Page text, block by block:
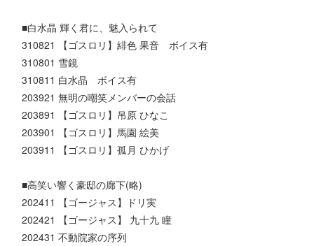
■白水晶 輝く君に、魅入られて
310821 【ゴスロリ】緋色 果音 ボイス有
310801 雪鏡
310811 白水晶 ボイス有
203921 無明の嘲笑メンバーの会話
203891 【ゴスロリ】吊原 ひなこ
203901 【ゴスロリ】馬園 絵美
203911 【ゴスロリ】孤月 ひかげ
■高笑い響く豪邸の廊下(略)
202411 【ゴージャス】ドリ実
202421 【ゴージャス】 九十九 瞳
202431 不動院家の序列